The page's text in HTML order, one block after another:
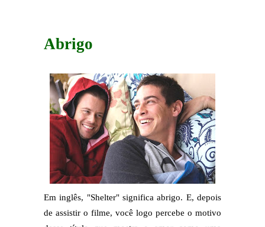
Abrigo
Em inglês, "Shelter" significa abrigo. E, depois
de assistir o filme, você logo percebe o motivo